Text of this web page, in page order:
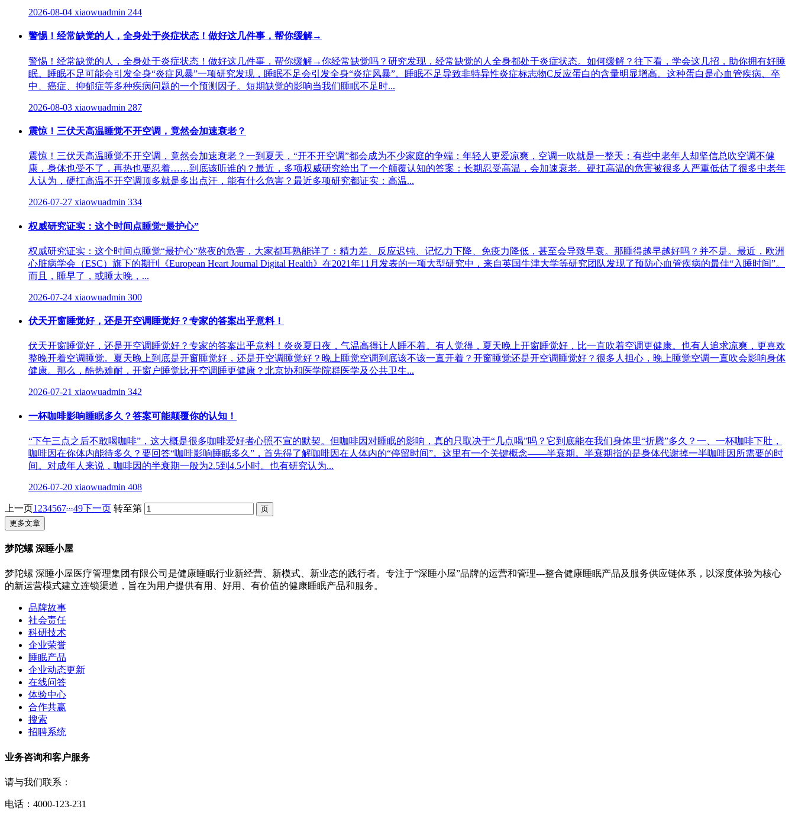
2026-08-04 xiaowuadmin 244
警惕！经常缺觉的人，全身处于炎症状态！做好这几件事，帮你缓解→
警惕！经常缺觉的人，全身处于炎症状态！做好这几件事，帮你缓解→你经常缺觉吗？研究发现，经常缺觉的人全身都处于炎症状态。如何缓解？往下看，学会这几招，助你拥有好睡
眠。睡眠不足可能会引发全身“炎症风暴”一项研究发现，睡眠不足会引发全身“炎症风暴”。睡眠不足导致非特异性炎症标志物C反应蛋白的含量明显增高。这种蛋白是心血管疾病、卒
中、癌症、抑郁症等多种疾病问题的一个预测因子。短期缺觉的影响当我们睡眠不足时...
2026-08-03 xiaowuadmin 287
震惊！三伏天高温睡觉不开空调，竟然会加速衰老？
震惊！三伏天高温睡觉不开空调，竟然会加速衰老？一到夏天，“开不开空调”都会成为不少家庭的争端：年轻人更爱凉爽，空调一吹就是一整天；有些中老年人却坚信总吹空调不健
康，身体也受不了，再热也要忍着……到底该听谁的？最近，多项权威研究给出了一个颠覆认知的答案：长期忍受高温，会加速衰老。硬扛高温的危害被很多人严重低估了很多中老年
人认为，硬扛高温不开空调顶多就是多出点汗，能有什么危害？最近多项研究都证实：高温...
2026-07-27 xiaowuadmin 334
权威研究证实：这个时间点睡觉“最护心”
权威研究证实：这个时间点睡觉“最护心”熬夜的危害，大家都耳熟能详了：精力差、反应迟钝、记忆力下降、免疫力降低，甚至会导致早衰。那睡得越早越好吗？并不是。最近，欧洲
心脏病学会（ESC）旗下的期刊《European Heart Journal Digital Health》在2021年11月发表的一项大型研究中，来自英国牛津大学等研究团队发现了预防心血管疾病的最佳“入睡时间”。
而且，睡早了，或睡太晚，...
2026-07-24 xiaowuadmin 300
伏天开窗睡觉好，还是开空调睡觉好？专家的答案出乎意料！
伏天开窗睡觉好，还是开空调睡觉好？专家的答案出乎意料！炎炎夏日夜，气温高得让人睡不着。有人觉得，夏天晚上开窗睡觉好，比一直吹着空调更健康。也有人追求凉爽，更喜欢
整晚开着空调睡觉。夏天晚上到底是开窗睡觉好，还是开空调睡觉好？晚上睡觉空调到底该不该一直开着？开窗睡觉还是开空调睡觉好？很多人担心，晚上睡觉空调一直吹会影响身体
健康。那么，酷热难耐，开窗户睡觉比开空调睡更健康？北京协和医学院群医学及公共卫生...
2026-07-21 xiaowuadmin 342
一杯咖啡影响睡眠多久？答案可能颠覆你的认知！
“下午三点之后不敢喝咖啡”，这大概是很多咖啡爱好者心照不宣的默契。但咖啡因对睡眠的影响，真的只取决于“几点喝”吗？它到底能在我们身体里“折腾”多久？一、一杯咖啡下肚，
咖啡因在你体内能待多久？要回答“咖啡影响睡眠多久”，首先得了解咖啡因在人体内的“停留时间”。这里有一个关键概念——半衰期。半衰期指的是身体代谢掉一半咖啡因所需要的时
间。对成年人来说，咖啡因的半衰期一般为2.5到4.5小时。也有研究认为...
2026-07-20 xiaowuadmin 408
上一页1 234567...49下一页 转至第
更多文章
梦陀螺 深睡小屋
梦陀螺 深睡小屋医疗管理集团有限公司是健康睡眠行业新经营、新模式、新业态的践行者。专注于“深睡小屋”品牌的运营和管理---整合健康睡眠产品及服务供应链体系，以深度体验为核心
的新运营模式建立连锁渠道，旨在为用户提供有用、好用、有价值的健康睡眠产品和服务。
品牌故事
社会责任
科研技术
企业荣誉
睡眠产品
企业动态更新
在线问答
体验中心
合作共赢
搜索
招聘系统
业务咨询和客户服务
请与我们联系：
电话：4000-123-231